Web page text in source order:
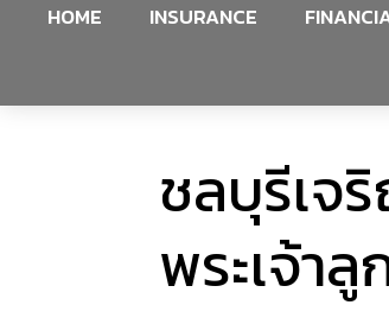
HOME INSURANCE
ชลบุรีเจ
พระเจ้า